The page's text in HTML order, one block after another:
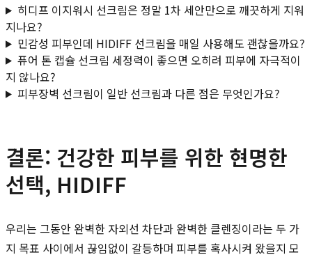
히디프 이지워시 선크림은 정말 1차 세안만으로 깨끗하게 지워
지나요?
민감성 피부인데 HIDIFF 선크림을 매일 사용해도 괜찮을까요?
퓨어 톤 캡슐 선크림 세정력이 좋으면 오히려 피부에 자극적이
지 않나요?
피부장벽 선크림이 일반 선크림과 다른 점은 무엇인가요?
결론: 건강한 피부를 위한 현명한
선택, HIDIFF
우리는 그동안 완벽한 자외선 차단과 완벽한 클렌징이라는 두 가
지 목표 사이에서 끊임없이 갈등하며 피부를 혹사시켜 왔을지 모